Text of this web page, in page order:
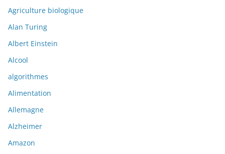
Agriculture biologique
Alan Turing
Albert Einstein
Alcool
algorithmes
Alimentation
Allemagne
Alzheimer
Amazon